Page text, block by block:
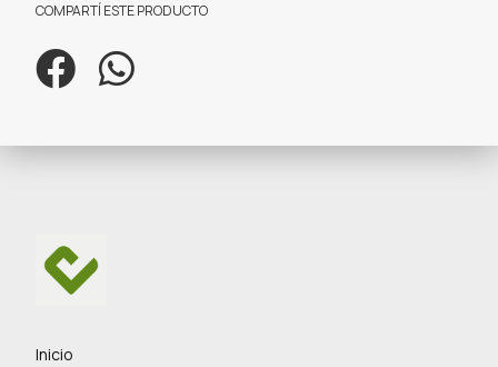
COMPARTÍ ESTE PRODUCTO
Inicio